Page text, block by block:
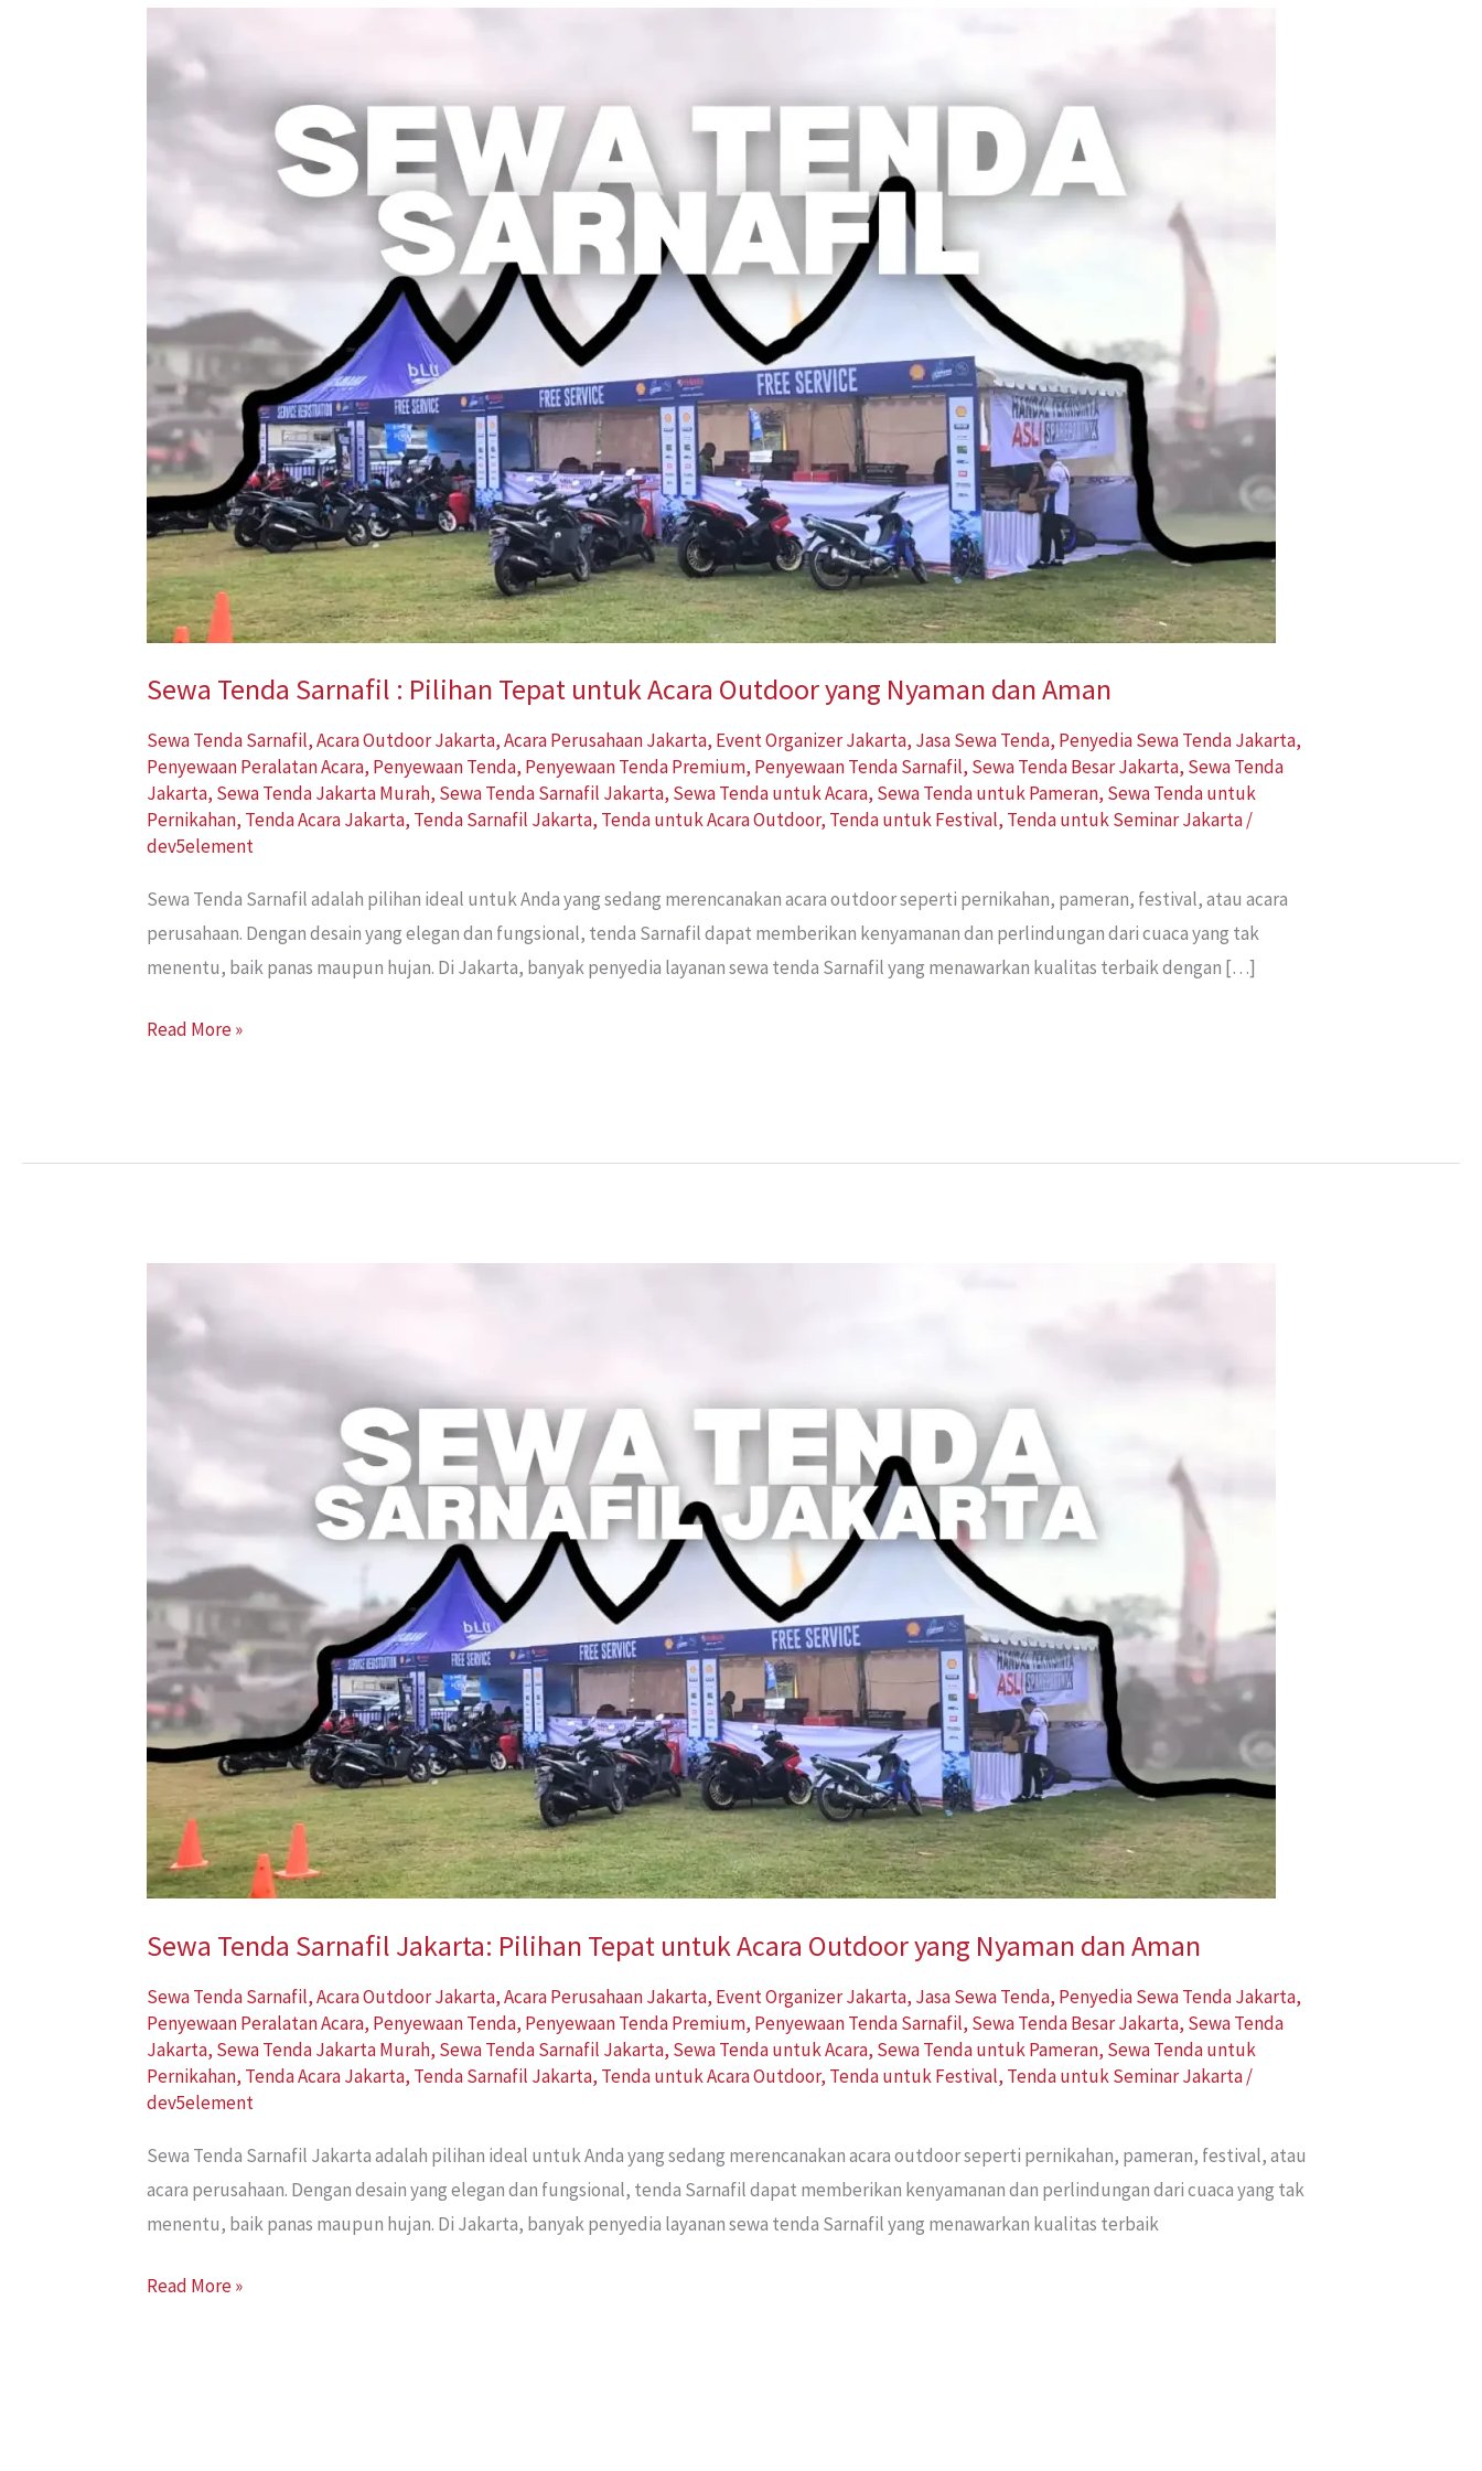
Sewa Tenda Sarnafil : Pilihan Tepat untuk Acara Outdoor yang Nyaman dan Aman
Sewa Tenda Sarnafil,Acara Outdoor Jakarta,Acara Perusahaan Jakarta, Event Organizer Jakarta, Jasa Sewa Tenda, Penyedia Sewa Tenda Jakarta,
Penyewaan Peralatan Acara, Penyewaan Tenda, Penyewaan Tenda Premium, Penyewaan Tenda Sarnafil, Sewa Tenda Besar Jakarta, Sewa Tenda
Jakarta, Sewa Tenda Jakarta Murah, Sewa Tenda Sarnafil Jakarta, Sewa Tenda untuk Acara, Sewa Tenda untuk Pameran, Sewa Tenda untuk
Pernikahan, Tenda Acara Jakarta, Tenda Sarnafil Jakarta, Tenda untuk Acara Outdoor, Tenda untuk Festival, Tenda untuk Seminar Jakarta/
dev5element
Sewa Tenda Sarnafil adalah pilihan ideal untuk Anda yang sedang merencanakan acara outdoor seperti pernikahan, pameran, festival, atau acara
perusahaan. Dengan desain yang elegan dan fungsional, tenda Sarnafil dapat memberikan kenyamanan dan perlindungan dari cuaca yang tak
menentu, baik panas maupun hujan. Di Jakarta, banyak penyedia layanan sewa tenda Sarnafil yang menawarkan kualitas terbaik dengan […]
Tenda
yang
Nyaman
dan
Aman
Read More »
Sewa Tenda Sarnafil Jakarta: Pilihan Tepat untuk Acara Outdoor yang Nyaman dan Aman
Sewa Tenda Sarnafil,Acara Outdoor Jakarta,Acara Perusahaan Jakarta, Event Organizer Jakarta, Jasa Sewa Tenda, Penyedia Sewa Tenda Jakarta,
Penyewaan Peralatan Acara, Penyewaan Tenda, Penyewaan Tenda Premium, Penyewaan Tenda Sarnafil, Sewa Tenda Besar Jakarta, Sewa Tenda
Jakarta, Sewa Tenda Jakarta Murah, Sewa Tenda Sarnafil Jakarta, Sewa Tenda untuk Acara, Sewa Tenda untuk Pameran, Sewa Tenda untuk
Pernikahan, Tenda Acara Jakarta, Tenda Sarnafil Jakarta, Tenda untuk Acara Outdoor, Tenda untuk Festival, Tenda untuk Seminar Jakarta/
dev5element
Sewa Tenda Sarnafil Jakarta adalah pilihan ideal untuk Anda yang sedang merencanakan acara outdoor seperti pernikahan, pameran, festival, atau
acara perusahaan. Dengan desain yang elegan dan fungsional, tenda Sarnafil dapat memberikan kenyamanan dan perlindungan dari cuaca yang tak
menentu, baik panas maupun hujan. Di Jakarta, banyak penyedia layanan sewa tenda Sarnafil yang menawarkan kualitas terbaik
Tenda
yang
Nyaman
dan
Aman
Read More »